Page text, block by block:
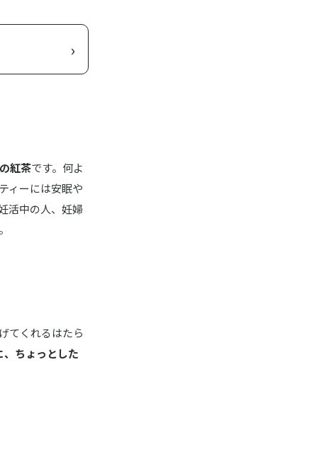
›
紅茶です。何よ
ィーには安眠や
活中の人、妊婦
てくれるはたら
、ちょっとした